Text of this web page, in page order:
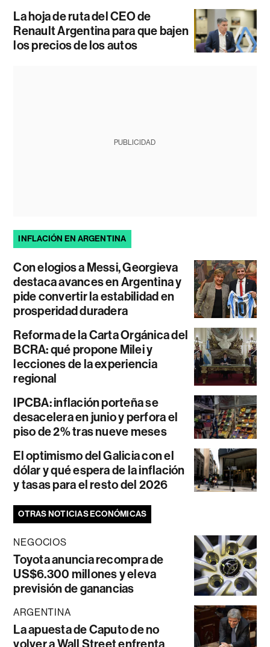
La hoja de ruta del CEO de
Renault Argentina para que bajen
los precios de los autos
PUBLICIDAD
INFLACIÓN EN ARGENTINA
Con elogios a Messi, Georgieva
destaca avances en Argentina y
pide convertir la estabilidad en
prosperidad duradera
Reforma de la Carta Orgánica del
BCRA: qué propone Milei y
lecciones de la experiencia
regional
IPCBA: inflación porteña se
desacelera en junio y perfora el
piso de 2% tras nueve meses
El optimismo del Galicia con el
dólar y qué espera de la inflación
y tasas para el resto del 2026
OTRAS NOTICIAS ECONÓMICAS
NEGOCIOS
Toyota anuncia recompra de
US$6.300 millones y eleva
previsión de ganancias
ARGENTINA
La apuesta de Caputo de no
volver a Wall Street enfrenta